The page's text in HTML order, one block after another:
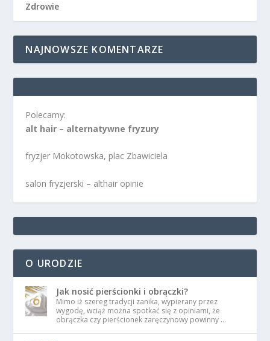
Zdrowie
NAJNOWSZE KOMENTARZE
Polecamy:
alt hair – alternatywne fryzury
fryzjer Mokotowska, plac Zbawiciela
salon fryzjerski – althair opinie
O URODZIE
Jak nosić pierścionki i obrączki?
Mimo iż szereg tradycji zanika, wypierany przez
wygodę, wciąż można spotkać się z opiniami, że
obrączka czy pierścionek zaręczynowy powinny …